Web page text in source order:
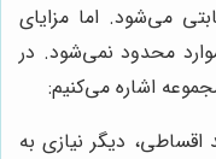
می‌شود. اما مزایای
محدود نمی‌شود. در
اشاره می‌کنیم:
اقساطی، دیگر نیازی به